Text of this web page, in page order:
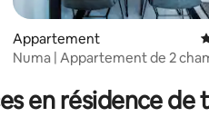
sur la base de 17
Appartement
Numa | Appartement de 2
en résidence de